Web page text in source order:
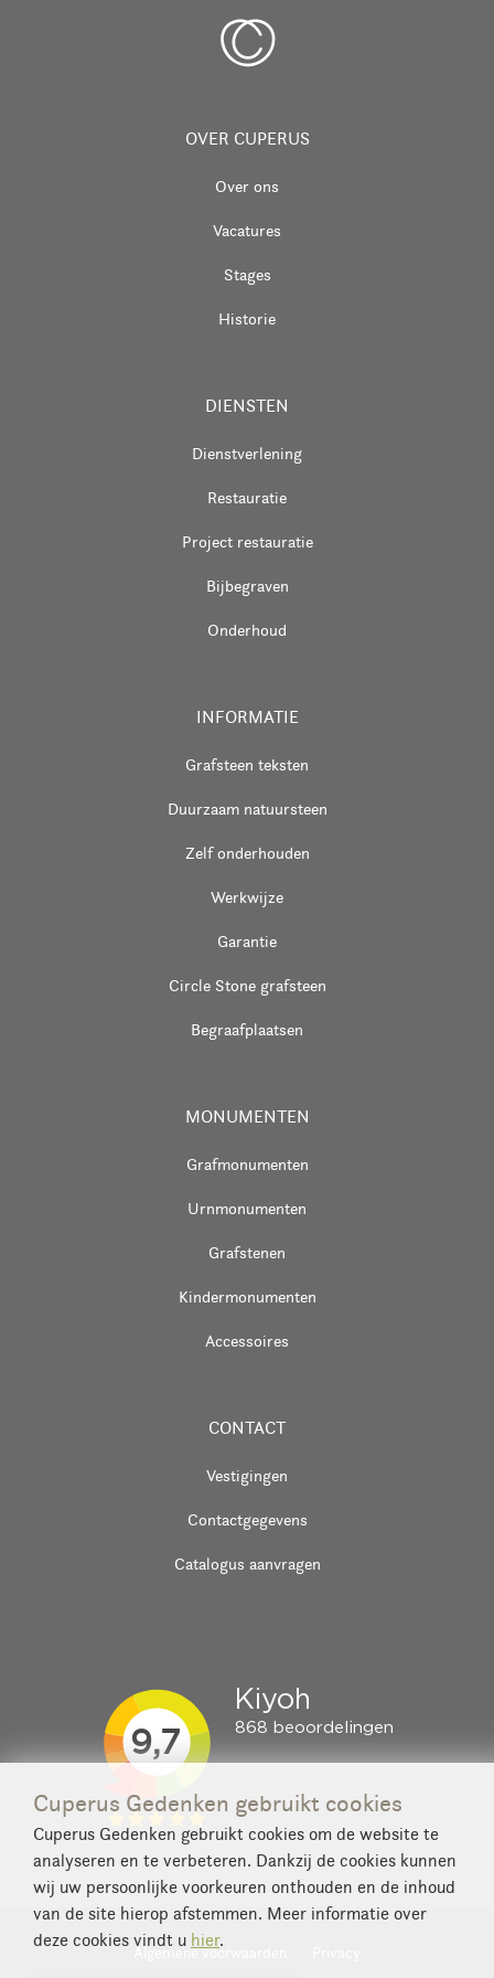
OVER CUPERUS
Over ons
Vacatures
Stages
Historie
DIENSTEN
Dienstverlening
Restauratie
Project restauratie
Bijbegraven
Onderhoud
INFORMATIE
Grafsteen teksten
Duurzaam natuursteen
Zelf onderhouden
Werkwijze
Garantie
Circle Stone grafsteen
Begraafplaatsen
MONUMENTEN
Grafmonumenten
Urnmonumenten
Grafstenen
Kindermonumenten
Accessoires
CONTACT
Vestigingen
Contactgegevens
Catalogus aanvragen
Algemene voorwaarden
Cuperus Gedenken gebruikt cookies
Cuperus Gedenken gebruikt cookies om de website te
analyseren en te verbeteren. Dankzij de cookies kunnen
wij uw persoonlijke voorkeuren onthouden en de inhoud
van de site hierop afstemmen. Meer informatie over
deze cookies vindt u hier.